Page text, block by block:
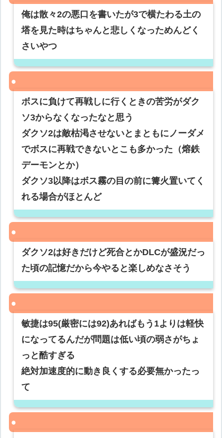
俺は散々2の悪口を書いたが3で横たわる土の
塔を見た時はちゃんと悲しくなっためんどく
さいやつ
ボスに負けて再戦しに行くときの苦労がダク
ソ3からなくなったなと思う
ダクソ2は敵枯渇させないとまともにノーダメ
でボスに再戦できないとこも多かった（熔鉄
デーモンとか）
ダクソ3以降はボス霧の目の前に篝火置いてく
れる場合がほとんど
ダクソ2は好きだけど死合とかDLCが盛況だっ
た頃の記憶だから今やると楽しめなさそう
敏捷は95(厳密には92)あればもう1よりは軽快
になってるんだが問題は低い頃の弱さがちょ
っと酷すぎる
絶対加速度的に動き良くする必要無かったっ
て